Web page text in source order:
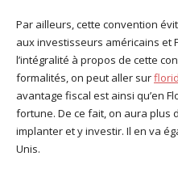
Par ailleurs, cette convention
aux investisseurs américains et
l’intégralité à propos de cette
formalités, on peut aller sur
avantage fiscal est ainsi qu’en
fortune. De ce fait, on aura plus
implanter et y investir. Il en va
Unis.